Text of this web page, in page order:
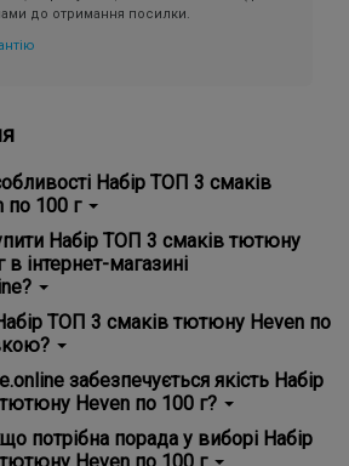
до отримання посилки.
Набір ТОП 3 смаків
100 г
Набір ТОП 3 смаків тютюну Heven по
зручність використання.
Набір ТОП 3 смаків тютюну
в інтернет-магазині
знайдете широкий вибір кальянної
для вейпінгу. Замовте Набір ТОП 3
по 100 г та насолоджуйтесь
доставкою додому! 💵 Ціна всього -
ТОП 3 смаків тютюну Heven по
ТОП 3 смаків тютюну Heven по 100
сайті ✅ та оформіть замовлення.
доставку по всій Україні, і ви
ваше замовлення у зручному для вас
забезпечується якість Набір
Heven по 100 г?
постачальників та продукти,
стандартів якості. Усі товари
потрібна порада у виборі Набір
Heven по 100 г